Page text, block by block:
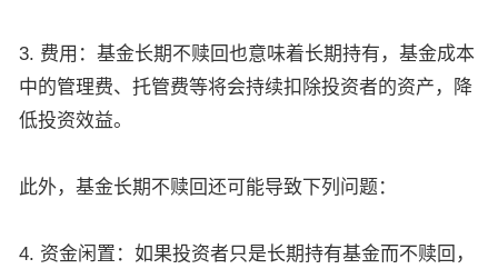
3. 费用：基金长期不赎回也意味着长期持有，基金成本
中的管理费、托管费等将会持续扣除投资者的资产，降
低投资效益。
此外，基金长期不赎回还可能导致下列问题：
4. 资金闲置：如果投资者只是长期持有基金而不赎回，